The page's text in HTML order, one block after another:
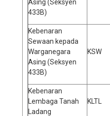
Asing (Seksyen
433B)
Kebenaran
Sewaan kepada
Warganegara
Asing (Seksyen
433B)
KSW
Kebenaran
Lembaga Tanah
Ladang
KLTL